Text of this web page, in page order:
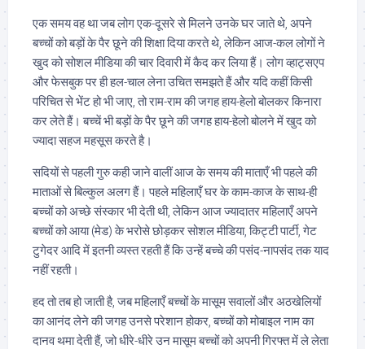
एक समय वह था जब लोग एक-दूसरे से मिलने उनके घर जाते थे, अपने
बच्चों को बड़ों के पैर छूने की शिक्षा दिया करते थे, लेकिन आज-कल लोगों ने
खुद को सोशल मीडिया की चार दिवारी में कैद कर लिया हैं। लोग व्हाट्सएप
और फेसबुक पर ही हल-चाल लेना उचित समझते हैं और यदि कहीं किसी
परिचित से भेंट हो भी जाए, तो राम-राम की जगह हाय-हेलो बोलकर किनारा
कर लेते हैं। बच्चें भी बड़ों के पैर छूने की जगह हाय-हेलो बोलने में खुद को
ज्यादा सहज महसूस करते है।
सदियों से पहली गुरु कही जाने वालीं आज के समय की माताएँ भी पहले की
माताओं से बिल्कुल अलग हैं। पहले महिलाएँ घर के काम-काज के साथ-ही
बच्चों को अच्छे संस्कार भी देती थी, लेकिन आज ज्यादातर महिलाएँ अपने
बच्चों को आया (मेड) के भरोसे छोड़कर सोशल मीडिया, किट्टी पार्टी, गेट
टुगेदर आदि में इतनी व्यस्त रहती हैं कि उन्हें बच्चे की पसंद-नापसंद तक याद
नहीं रहती।
हद तो तब हो जाती है, जब महिलाएँ बच्चों के मासूम सवालों और अठखेलियों
का आनंद लेने की जगह उनसे परेशान होकर, बच्चों को मोबाइल नाम का
दानव थमा देती हैं, जो धीरे-धीरे उन मासूम बच्चों को अपनी गिरफ्त में ले लेता